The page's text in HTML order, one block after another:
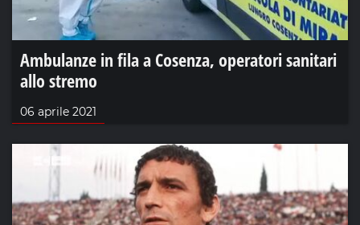
Ambulanze in fila a Cosenza, operatori sanitari
allo stremo
06 aprile 2021